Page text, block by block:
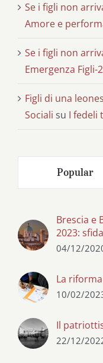
Se i figli non
Amore e
Se i figli non
Emergenza Figli-
Figli di una
Sociali su I fedeli
Popular
Brescia e
2023:
04/12/
La
10/02/
Il
22/12/